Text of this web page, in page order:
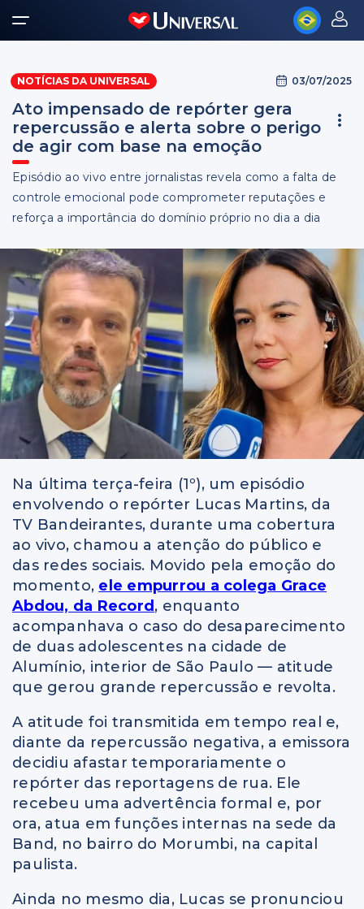
NOTÍCIAS DA UNIVERSAL 03/07/2025
Ato impensado de repórter gera
repercussão e alerta sobre o perigo
de agir com base na emoção
Episódio ao vivo entre jornalistas revela como a falta de
controle emocional pode comprometer reputações e
reforça a importância do domínio próprio no dia a dia
Na última terça-feira (1º), um episódio
envolvendo o repórter Lucas Martins, da
TV Bandeirantes, durante uma cobertura
ao vivo, chamou a atenção do público e
das redes sociais. Movido pela emoção do
momento, ele empurrou a colega Grace
Abdou, da Record, enquanto
acompanhava o caso do desaparecimento
de duas adolescentes na cidade de
Alumínio, interior de São Paulo — atitude
que gerou grande repercussão e revolta.
A atitude foi transmitida em tempo real e,
diante da repercussão negativa, a emissora
decidiu afastar temporariamente o
repórter das reportagens de rua. Ele
recebeu uma advertência formal e, por
ora, atua em funções internas na sede da
Band, no bairro do Morumbi, na capital
paulista.
Ainda no mesmo dia, Lucas se pronunciou